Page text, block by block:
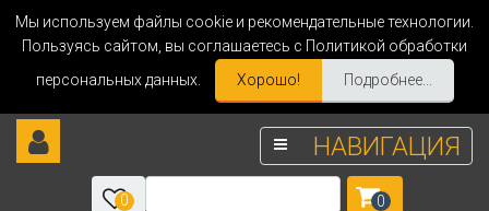
Мы используем файлы cookie и рекомендательные технологии.
Пользуясь сайтом, вы соглашаетесь с Политикой обработки
персональных данных.
Хорошо! Подробнее...
НАВИГАЦИЯ
0 0